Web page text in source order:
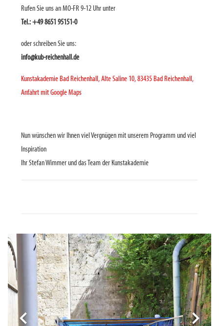
Rufen Sie uns an MO-FR 9-12 Uhr unter
Tel.: +49 8651 95151-0
oder schreiben Sie uns:
info@kub-reichenhall.de
Kunstakademie Bad Reichenhall, Alte Saline 10, 83435 Bad Reichenhall,
Anfahrt mit Google Maps
Nun wünschen wir Ihnen viel Vergnügen mit unserem Programm und viel
Inspiration
Ihr Stefan Wimmer und das Team der Kunstakademie